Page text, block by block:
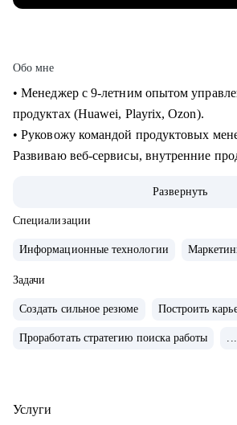
Обо мне
• Менеджер с 9-летним опытом
продуктах (Huawei, Playrix, Ozon).
• Руковожу командой продуктовых
Развиваю веб-сервисы, внутренние
• Внедряю использование данных, как
• Провел более 700 консультаций на
• Вместе с подопечными составили
РФ и Европы.
• Мои клиенты нашли работу в Авито,
команду
Развернуть
Специализации
Информационные технологии
Задачи
Создать сильное резюме Построить
Проработать стратегию поиска работы ...
Услуги